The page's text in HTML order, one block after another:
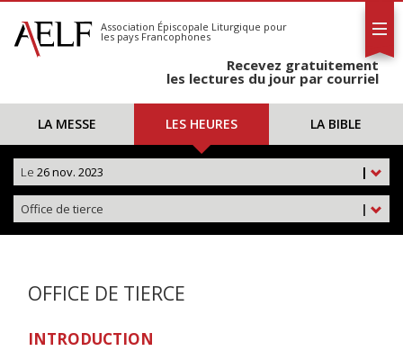
S'abonner
Calendrier
Association Épiscopale Liturgique pour
les pays Francophones
Recevez gratuitement
les lectures du jour par courriel
LA MESSE LES HEURES LA BIBLE
|
Le 26 nov. 2023
|
Office de tierce
OFFICE DE TIERCE
INTRODUCTION